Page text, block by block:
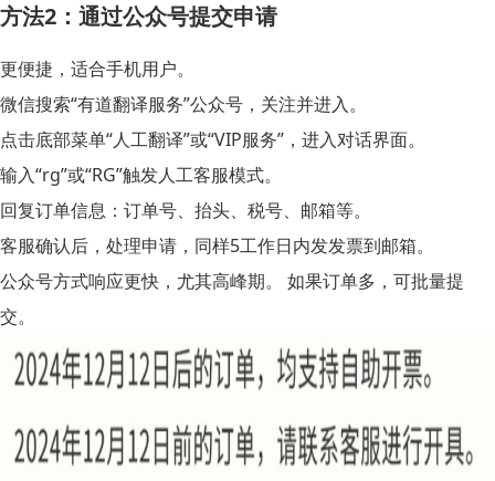
方法2：通过公众号提交申请
更便捷，适合手机用户。
微信搜索“有道翻译服务”公众号，关注并进入。
点击底部菜单“人工翻译”或“VIP服务”，进入对话界面。
输入“rg”或“RG”触发人工客服模式。
回复订单信息：订单号、抬头、税号、邮箱等。
客服确认后，处理申请，同样5工作日内发发票到邮箱。
公众号方式响应更快，尤其高峰期。 如果订单多，可批量提
交。